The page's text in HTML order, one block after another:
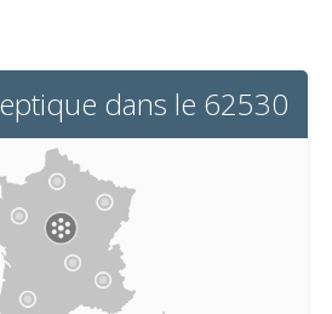
dans le 62530